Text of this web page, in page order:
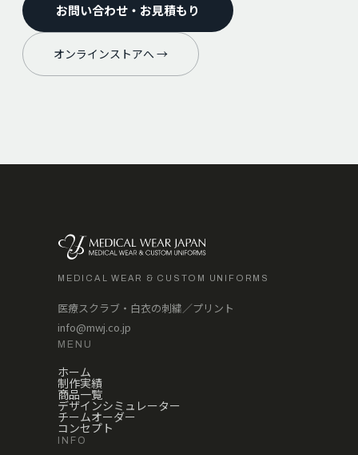
お問い合わせ・お見積もり
オンラインストアへ →
MEDICAL WEAR & CUSTOM UNIFORMS
医療スクラブ・白衣の刺繍／プリント
info@mwj.co.jp
MENU
ホーム
制作実績
商品一覧
デザインシミュレーター
チームオーダー
コンセプト
INFO